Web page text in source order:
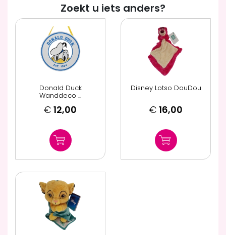
Zoekt u iets anders?
Donald Duck
Wanddeco ...
€ 12,00
Disney Lotso DouDou
€ 16,00